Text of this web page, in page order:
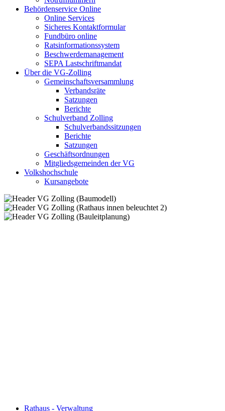
Behördenservice Online
Online Services
Sicheres Kontaktformular
Fundbüro online
Ratsinformationssystem
Beschwerdemanagement
SEPA Lastschriftmandat
Über die VG-Zolling
Gemeinschaftsversammlung
Verbandsräte
Satzungen
Berichte
Schulverband Zolling
Schulverbandssitzungen
Berichte
Satzungen
Geschäftsordnungen
Mitgliedsgemeinden der VG
Volkshochschule
Kursangebote
Rathaus - Verwaltung